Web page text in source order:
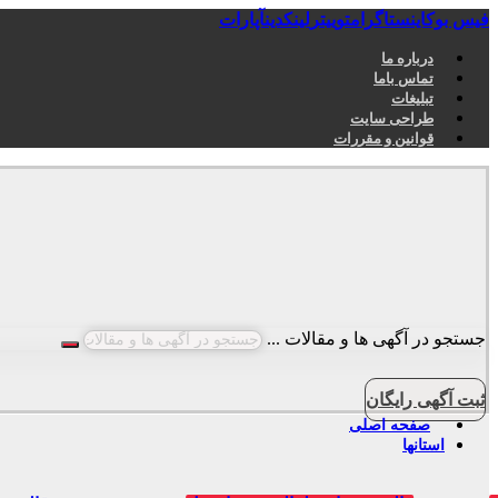
فیس بوکاینستاگرامتوییتر لینکدینآپارات
درباره ما
تماس باما
تبلیغات
طراحی سایت
قوانین و مقررات
جستجو در آگهی ها و مقالات ...
ثبت آگهی رایگان
صفحه اصلی
استانها